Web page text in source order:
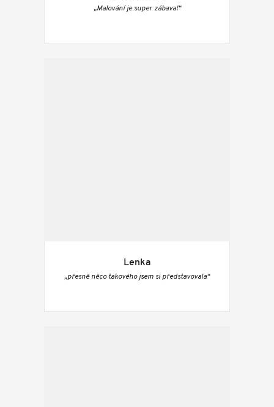
„Malování je super zábava!“
Lenka
„přesně něco takového jsem si představovala“